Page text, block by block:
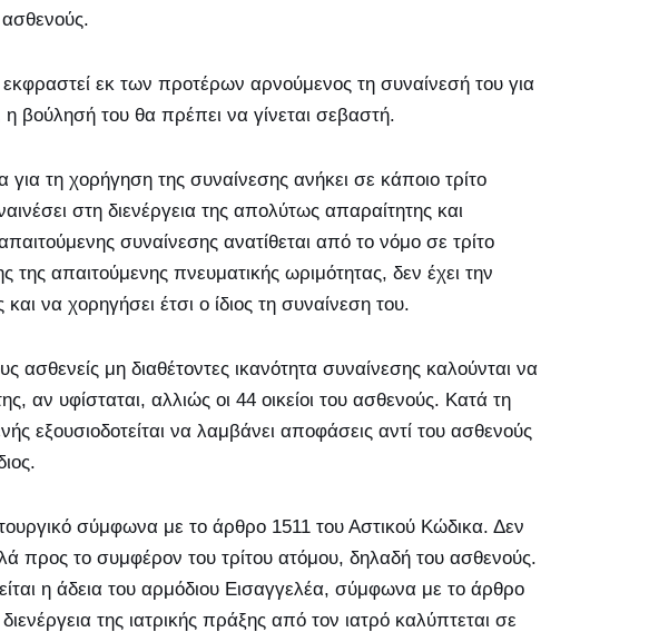
εκ των προτέρων αρνούμενος τη συναίνεσή του για
βούλησή του θα πρέπει να γίνεται σεβαστή.
τη χορήγηση της συναίνεσης ανήκει σε κάποιο τρίτο
στη διενέργεια της απολύτως απαραίτητης και
συναίνεσης ανατίθεται από το νόμο σε τρίτο
απαιτούμενης πνευματικής ωριμότητας, δεν έχει την
να χορηγήσει έτσι ο ίδιος τη συναίνεση του.
ασθενείς μη διαθέτοντες ικανότητα συναίνεσης καλούνται να
αν υφίσταται, αλλιώς οι 44 οικείοι του ασθενούς. Κατά τη
εξουσιοδοτείται να λαμβάνει αποφάσεις αντί του ασθενούς
σύμφωνα με το άρθρο 1511 του Αστικού Κώδικα. Δεν
προς το συμφέρον του τρίτου ατόμου, δηλαδή του ασθενούς.
η άδεια του αρμόδιου Εισαγγελέα, σύμφωνα με το άρθρο
της ιατρικής πράξης από τον ιατρό καλύπτεται σε